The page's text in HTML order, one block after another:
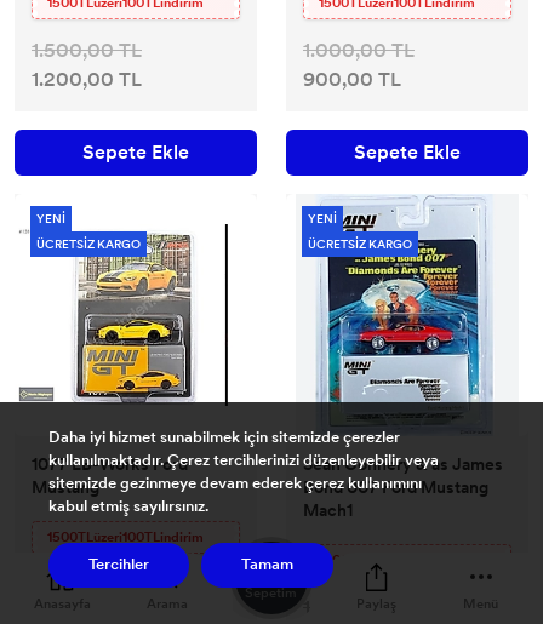
Anasayfa Arama
Sepetim
Paylaş Menü
1.500,00 TL
1.200,00 TL
Sepete Ekle
1.000,00 TL
900,00 TL
Sepete Ekle
YENİ
ÜCRETSİZ KARGO
1077 LB-Works Ford
Mustang
1500TLüzeri100TLindirim
1.000,00 TL
YENİ
ÜCRETSİZ KARGO
Sean Connery & as James
Bond 007 Ford Mustang
Mach1
1500TLüzeri100TLindirim
1.500,00 TL
Daha iyi hizmet sunabilmek için sitemizde çerezler
kullanılmaktadır. Çerez tercihlerinizi düzenleyebilir veya
sitemizde gezinmeye devam ederek çerez kullanımını
kabul etmiş sayılırsınız.
Tercihler Tamam